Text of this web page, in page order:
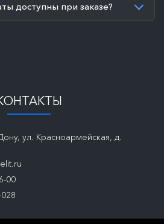
доступны при заказе?
ул. Красноармейская, д.
00